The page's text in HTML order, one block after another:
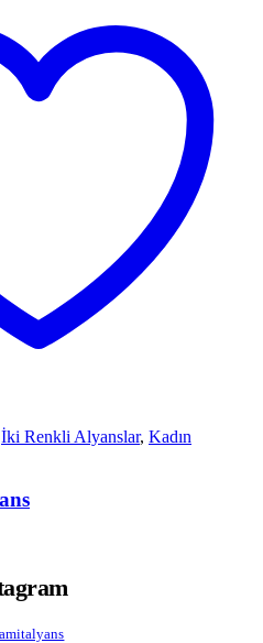
İki Renkli Alyanslar, Kadın